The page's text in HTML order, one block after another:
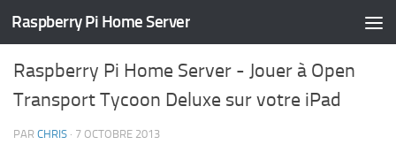
Raspberry Pi Home Server
TUTORIELS/ HOME SERVER 0 COMMENTS
Raspberry Pi Home Server - Jouer à Open
Transport Tycoon Deluxe sur votre iPad
PAR CHRIS · 7 OCTOBRE 2013